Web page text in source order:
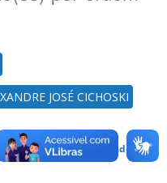
JOSÉ CICHOSKI
os direitos reservados.